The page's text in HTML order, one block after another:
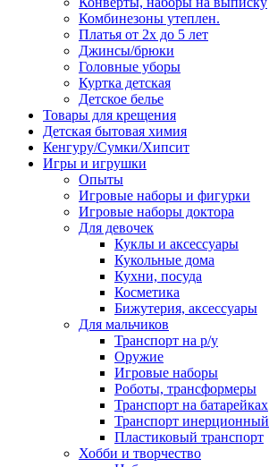
Комбинезоны утеплен.
Платья от 2х до 5 лет
Джинсы/брюки
Головные уборы
Куртка детская
Детское белье
Товары для крещения
Детская бытовая химия
Кенгуру/Сумки/Хипсит
Игры и игрушки
Опыты
Игровые наборы и фигурки
Игровые наборы доктора
Для девочек
Куклы и аксессуары
Кукольные дома
Кухни, посуда
Косметика
Бижутерия, аксессуары
Для мальчиков
Транспорт на р/у
Оружие
Игровые наборы
Роботы, трансформеры
Транспорт на батарейках
Транспорт инерционный
Пластиковый транспорт
Хобби и творчество